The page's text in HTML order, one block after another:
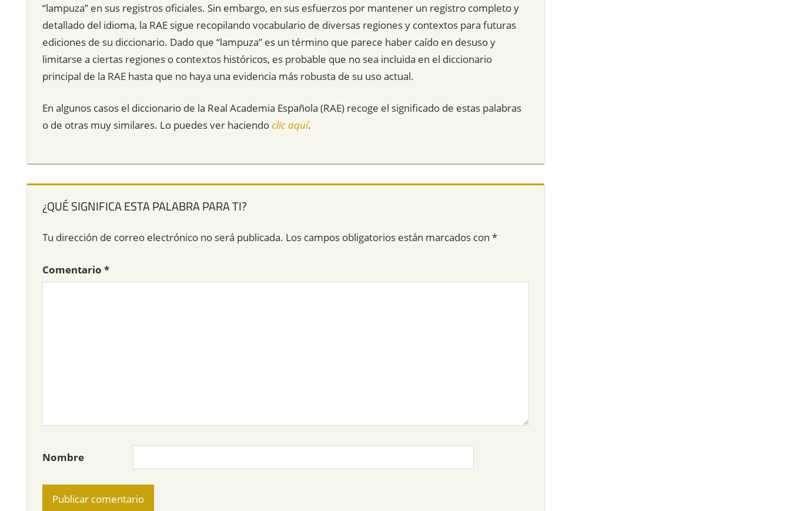
“lampuza” en sus registros oficiales. Sin embargo, en sus esfuerzos por mantener un registro completo y
detallado del idioma, la RAE sigue recopilando vocabulario de diversas regiones y contextos para futuras
ediciones de su diccionario. Dado que “lampuza” es un término que parece haber caído en desuso y
limitarse a ciertas regiones o contextos históricos, es probable que no sea incluida en el diccionario
principal de la RAE hasta que no haya una evidencia más robusta de su uso actual.
En algunos casos el diccionario de la Real Academia Española (RAE) recoge el significado de estas palabras
o de otras muy similares. Lo puedes ver haciendoclic aquí.
¿QUÉ SIGNIFICA ESTA PALABRA PARA TI?
Tu dirección de correo electrónico no será publicada. Los campos obligatorios están marcados con *
Comentario *
Nombre